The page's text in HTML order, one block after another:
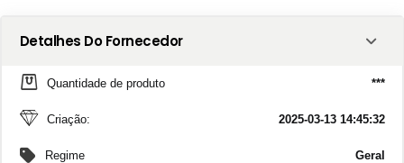
Detalhes Do Fornecedor
Quantidade de produto ***
Criação: 2025-03-13 14:45:32
Regime Geral